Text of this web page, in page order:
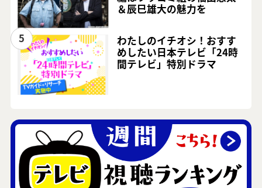
＆辰巳雄大の魅力を
5
わたしのイチオシ！おすす
めしたい日本テレビ「24時
間テレビ」特別ドラマ